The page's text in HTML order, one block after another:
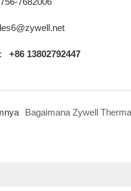
+86 13802792447